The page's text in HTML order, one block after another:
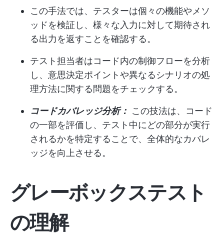
この手法では、テスターは個々の機能やメソ
ッドを検証し、様々な入力に対して期待され
る出力を返すことを確認する。
テスト担当者はコード内の制御フローを分析
し、意思決定ポイントや異なるシナリオの処
理方法に関する問題をチェックする。
コードカバレッジ分析： この技法は、コード
の一部を評価し、テスト中にどの部分が実行
されるかを特定することで、全体的なカバレ
ッジを向上させる。
グレーボックステスト
の理解